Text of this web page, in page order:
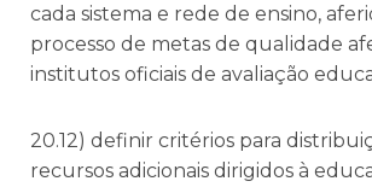
cada sistema e rede de ensino,
processo de metas de qualidade
institutos oficiais de avaliação
20.12) definir critérios para
recursos adicionais dirigidos à